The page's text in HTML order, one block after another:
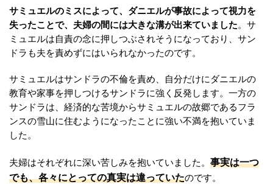
サミュエルのミスによって、ダニエルが事故によって視力を
失ったことで、夫婦の間には大きな溝が出来ていました。サ
ミュエルは自責の念に押しつぶされそうになっており、サン
ドラも夫を責めずにはいられなかったのです。
サミュエルはサンドラの不倫を責め、自分だけにダニエルの
教育や家事を押しつけるサンドラに強く反発します。一方の
サンドラは、経済的な苦境からサミュエルの故郷であるフラ
ンスの雪山に住むようになったことに強い不満を抱いていま
した。
夫婦はそれぞれに深い苦しみを抱いていました。 事実は一つ
でも、各々にとっての真実は違っていたのです。